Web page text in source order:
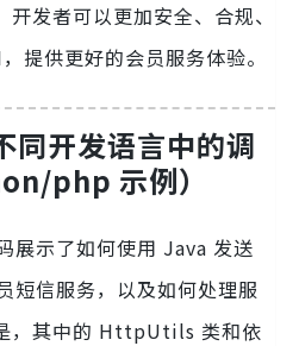
发者可以更加安全、合规、
提供更好的会员服务体验。
同开发语言中的调
php 示例）
展示了如何使用 Java 发送
短信服务，以及如何处理服
，其中的 HttpUtils 类和依